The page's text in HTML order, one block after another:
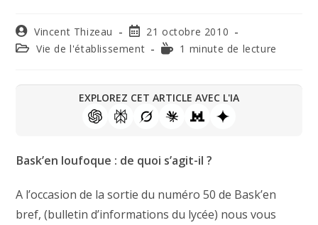
Vincent Thizeau
21 octobre 2010
Vie de l'établissement
1 minute de lecture
EXPLOREZ CET ARTICLE AVEC L'IA
Bask’en loufoque : de quoi s’agit-il ?
A l’occasion de la sortie du numéro 50 de Bask’en
bref, (bulletin d’informations du lycée) nous vous